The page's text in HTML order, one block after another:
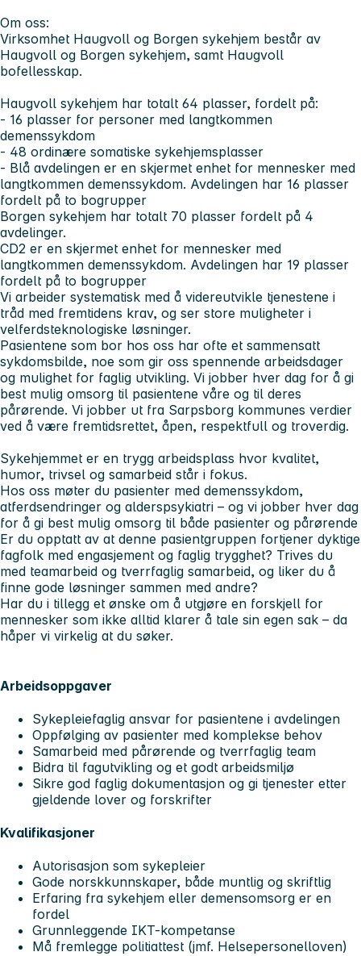
Om oss:
Virksomhet Haugvoll og Borgen sykehjem består av
Haugvoll og Borgen sykehjem, samt Haugvoll
bofellesskap.
Haugvoll sykehjem har totalt 64 plasser, fordelt på:
- 16 plasser for personer med langtkommen
demenssykdom
- 48 ordinære somatiske sykehjemsplasser
- Blå avdelingen er en skjermet enhet for mennesker med
langtkommen demenssykdom. Avdelingen har 16 plasser
fordelt på to bogrupper
Borgen sykehjem har totalt 70 plasser fordelt på 4
avdelinger.
CD2 er en skjermet enhet for mennesker med
langtkommen demenssykdom. Avdelingen har 19 plasser
fordelt på to bogrupper
Vi arbeider systematisk med å videreutvikle tjenestene i
tråd med fremtidens krav, og ser store muligheter i
velferdsteknologiske løsninger.
Pasientene som bor hos oss har ofte et sammensatt
sykdomsbilde, noe som gir oss spennende arbeidsdager
og mulighet for faglig utvikling. Vi jobber hver dag for å gi
best mulig omsorg til pasientene våre og til deres
pårørende. Vi jobber ut fra Sarpsborg kommunes verdier
ved å være fremtidsrettet, åpen, respektfull og troverdig.
Sykehjemmet er en trygg arbeidsplass hvor kvalitet,
humor, trivsel og samarbeid står i fokus.
Hos oss møter du pasienter med demenssykdom,
atferdsendringer og alderspsykiatri – og vi jobber hver dag
for å gi best mulig omsorg til både pasienter og pårørende
Er du opptatt av at denne pasientgruppen fortjener dyktige
fagfolk med engasjement og faglig trygghet? Trives du
med teamarbeid og tverrfaglig samarbeid, og liker du å
finne gode løsninger sammen med andre?
Har du i tillegg et ønske om å utgjøre en forskjell for
mennesker som ikke alltid klarer å tale sin egen sak – da
håper vi virkelig at du søker.
Arbeidsoppgaver
Sykepleiefaglig ansvar for pasientene i avdelingen
Oppfølging av pasienter med komplekse behov
Samarbeid med pårørende og tverrfaglig team
Bidra til fagutvikling og et godt arbeidsmiljø
Sikre god faglig dokumentasjon og gi tjenester etter
gjeldende lover og forskrifter
Kvalifikasjoner
Autorisasjon som sykepleier
Gode norskkunnskaper, både muntlig og skriftlig
Erfaring fra sykehjem eller demensomsorg er en
fordel
Grunnleggende IKT-kompetanse
Må fremlegge politiattest (jmf. Helsepersonelloven)